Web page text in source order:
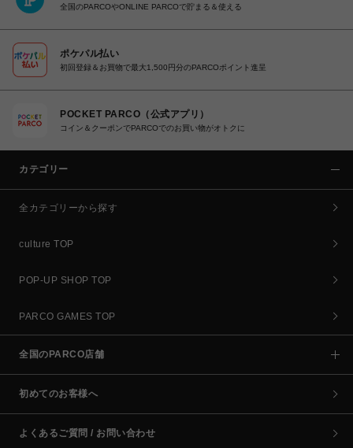
全国のPARCOやONLINE PARCOで貯まる＆使える
ポケパル払い
初回登録＆お買物で最大1,500円分のPARCOポイント進呈
POCKET PARCO（公式アプリ）
コイン＆クーポンでPARCOでのお買い物がオトクに
カテゴリー
全カテゴリーから探す
culture TOP
POP-UP SHOP TOP
PARCO GAMES TOP
全国のPARCO店舗
初めてのお客様へ
よくあるご質問 / お問い合わせ